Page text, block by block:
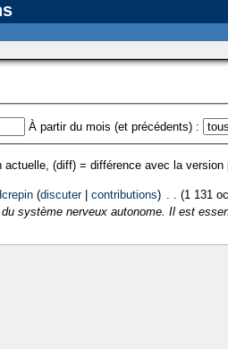
À partir du mois (et précédents) :
(diff) = différence avec la version
(discuter| contributions) (1 131
système nerveux autonome. Il est